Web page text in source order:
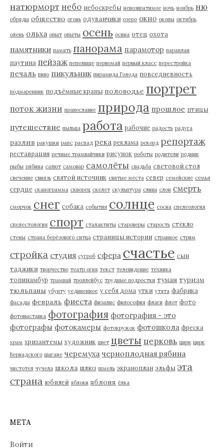
натюрморт небо небоскребы невозвратимое ночь ноябрь ню
обряды общество огонь одуванчики озеро окно окопы октябрь
олень ольха опыт опыты осень осина отец охота
памятники память панорама парамотор параплан
паутина пейзаж пепелище первомай первый класс перестройка
печаль пиво пикульник пирамида Голода повседневность
подмаренник подъёмные краны половодье портрет
поток жизни православие природа прошлое птицы
путешествие пыльца работа рабочие радость радуга
разлив ракушки рапс распад река реклама рекорд репортаж
реставрация речные трамвайчики рисунок роботы родители родник
рыбы рябина салют самовар самолёты свадьба световой стол
свечение свиязь святой источник святые места север семейские семья
сердце сканограмма скворец скелет скульптура слива слон смерть
сморчок снег собака события солнце сосна спелеология
спелестология спорт сталактиты староверы старость стекло
стены страна берёзового ситца страницы истории странное стрим
стройка студия сугроб сфера счастье сын
таджики творчество театр огня текст телевидение техника
топинамбур трамвай троллейбус трудные подростки туман туризм
тюльпаны убунту уединенное у себя дома утки утята фабрика
фасады февраль фиеста физалис философия флаги флот фото
фотовыставка фотография фотография - это
фотографы фотокамеры фотокружок фотошкола фреска
храм хризантемы художник цвет цветы церковь цирк цирк
Вернадского цыгане черемуха черноплодная рябина
чистотел чучела школа шлюз шмель экраноплан эльфы эта
страна юбилей яблоки яблоня ёлка
МЕТА
Войти